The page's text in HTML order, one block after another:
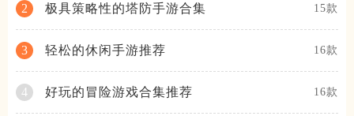
2 极具策略性的塔防手游合集 15款
3 轻松的休闲手游推荐 16款
4 好玩的冒险游戏合集推荐 16款